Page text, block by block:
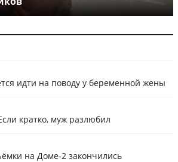
идти на поводу у беременной жены
кратко, муж разлюбил
на Доме-2 закончились